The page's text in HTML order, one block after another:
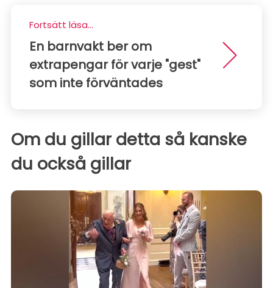
Fortsätt läsa...
En barnvakt ber om
extrapengar för varje "gest"
som inte förväntades
Om du gillar detta så kanske
du också gillar